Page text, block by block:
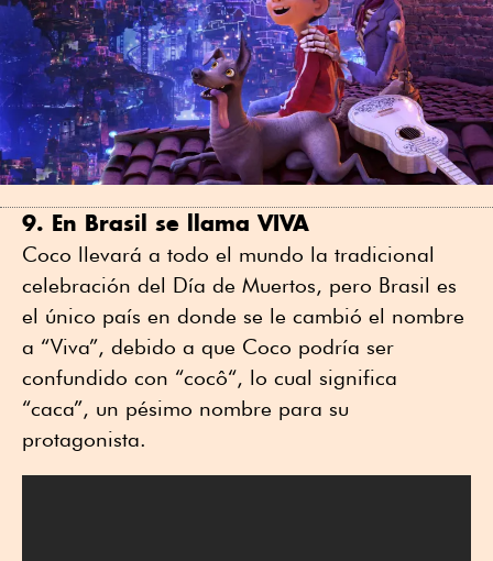
9. En Brasil se llama VIVA
Coco llevará a todo el mundo la tradicional
celebración del Día de Muertos, pero Brasil es
el único país en donde se le cambió el nombre
a “Viva”, debido a que Coco podría ser
confundido con “cocô“, lo cual significa
“caca”, un pésimo nombre para su
protagonista.